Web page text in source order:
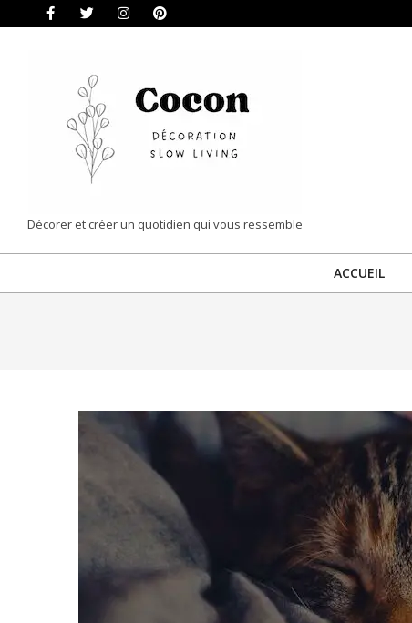
COCON
|
DÉCORATION
Décorer et créer un quotidien qui vous ressemble
ACCUEIL